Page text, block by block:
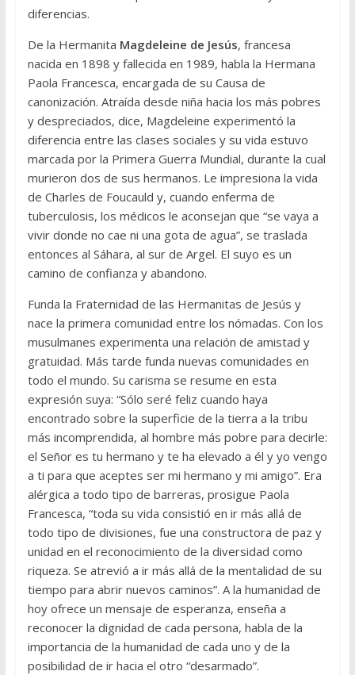
diferencias.
De la Hermanita Magdeleine de Jesús, francesa
nacida en 1898 y fallecida en 1989, habla la Hermana
Paola Francesca, encargada de su Causa de
canonización. Atraída desde niña hacia los más pobres
y despreciados, dice, Magdeleine experimentó la
diferencia entre las clases sociales y su vida estuvo
marcada por la Primera Guerra Mundial, durante la cual
murieron dos de sus hermanos. Le impresiona la vida
de Charles de Foucauld y, cuando enferma de
tuberculosis, los médicos le aconsejan que “se vaya a
vivir donde no cae ni una gota de agua”, se traslada
entonces al Sáhara, al sur de Argel. El suyo es un
camino de confianza y abandono.
Funda la Fraternidad de las Hermanitas de Jesús y
nace la primera comunidad entre los nómadas. Con los
musulmanes experimenta una relación de amistad y
gratuidad. Más tarde funda nuevas comunidades en
todo el mundo. Su carisma se resume en esta
expresión suya: “Sólo seré feliz cuando haya
encontrado sobre la superficie de la tierra a la tribu
más incomprendida, al hombre más pobre para decirle:
el Señor es tu hermano y te ha elevado a él y yo vengo
a ti para que aceptes ser mi hermano y mi amigo”. Era
alérgica a todo tipo de barreras, prosigue Paola
Francesca, “toda su vida consistió en ir más allá de
todo tipo de divisiones, fue una constructora de paz y
unidad en el reconocimiento de la diversidad como
riqueza. Se atrevió a ir más allá de la mentalidad de su
tiempo para abrir nuevos caminos”. A la humanidad de
hoy ofrece un mensaje de esperanza, enseña a
reconocer la dignidad de cada persona, habla de la
importancia de la humanidad de cada uno y de la
posibilidad de ir hacia el otro “desarmado”.